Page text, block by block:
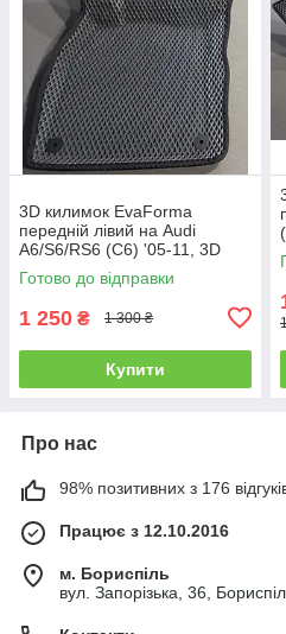
3D килимок EvaForma
передній лівий на Audi
A6/S6/RS6 (C6) '05-11, 3D
килимки EVA
Готово до відправки
1 250 ₴ 1 300 ₴
Купити
Про нас
98% позитивних з 176
Працює з 12.10.2016
м. Бориспіль
вул. Запорізька, 36,